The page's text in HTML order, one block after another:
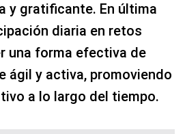
y gratificante. En última
diaria en retos
una forma efectiva de
ágil y activa, promoviendo
a lo largo del tiempo.